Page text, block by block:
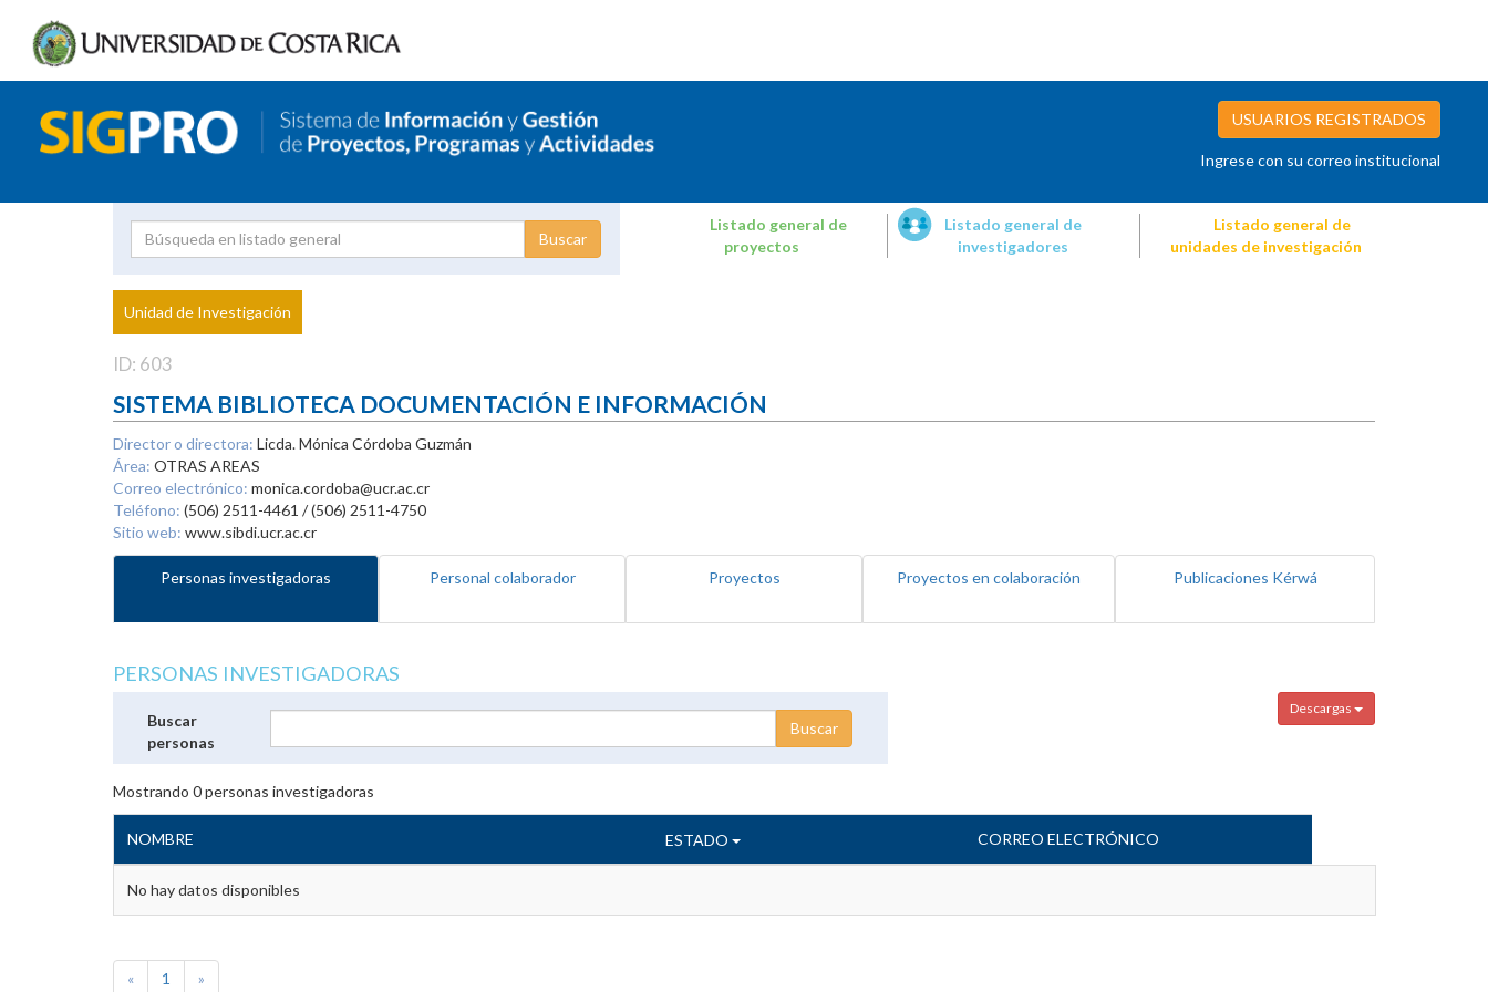
USUARIOS REGISTRADOS
Ingrese con su correo institucional
Proyecto
Investigador
Listado general de
proyectos
Listado general de
investigadores
Listado general de
unidades de investigación
Unidad de Investigación
ID: 603
SISTEMA BIBLIOTECA DOCUMENTACIÓN E INFORMACIÓN
Director o directora: Licda. Mónica Córdoba Guzmán
Área: OTRAS AREAS
Correo electrónico: monica.cordoba@ucr.ac.cr
Teléfono: (506) 2511-4461 / (506) 2511-4750
Sitio web: www.sibdi.ucr.ac.cr
Personas investigadoras Personal colaborador Proyectos Proyectos en colaboración Publicaciones Kérwá
PERSONAS INVESTIGADORAS
Descargas
Buscar
personas
Mostrando 0personas investigadoras
NOMBRE ESTADO CORREO ELECTRÓNICO
No hay datos disponibles
« 1 »